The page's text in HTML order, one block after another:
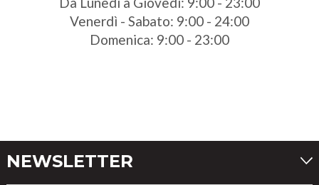
Venerdì - Sabato: 9:00 - 24:00
Domenica: 9:00 - 23:00
NEWSLETTER